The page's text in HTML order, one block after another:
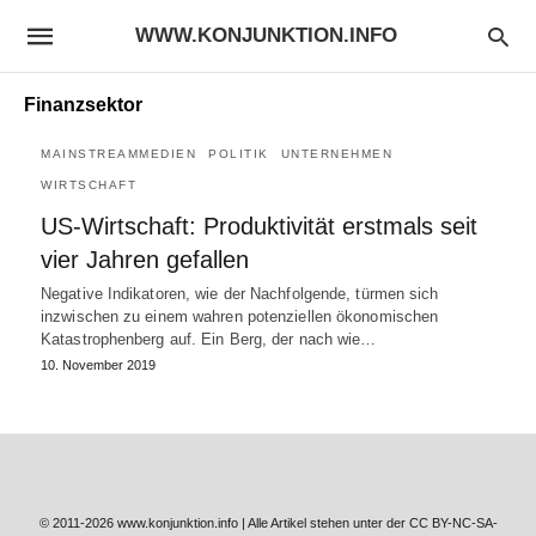
WWW.KONJUNKTION.INFO
Finanzsektor
MAINSTREAMMEDIEN POLITIK UNTERNEHMEN
WIRTSCHAFT
US-Wirtschaft: Produktivität erstmals seit
vier Jahren gefallen
Negative Indikatoren, wie der Nachfolgende, türmen sich
inzwischen zu einem wahren potenziellen ökonomischen
Katastrophenberg auf. Ein Berg, der nach wie…
10. November 2019
© 2011-2026 www.konjunktion.info | Alle Artikel stehen unter der CC BY-NC-SA-